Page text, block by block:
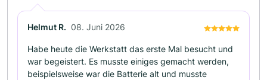
Helmut R. 08. Juni 2026
Habe heute die Werkstatt das erste Mal besucht und
war begeistert. Es musste einiges gemacht werden,
beispielsweise war die Batterie alt und musste